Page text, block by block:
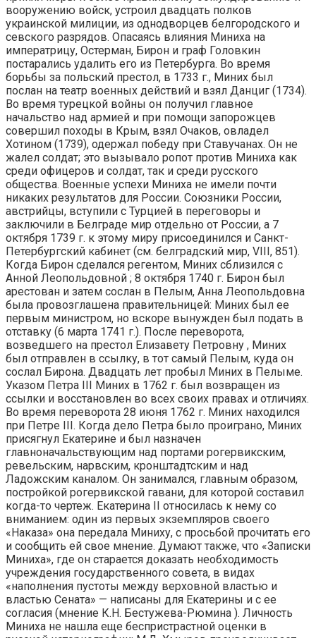
вооружению войск, устроил двадцать полков
украинской милиции, из однодворцев белгородского и
севского разрядов. Опасаясь влияния Миниха на
императрицу, Остерман, Бирон и граф Головкин
постарались удалить его из Петербурга. Во время
борьбы за польский престол, в 1733 г., Миних был
послан на театр военных действий и взял Данциг (1734).
Во время турецкой войны он получил главное
начальство над армией и при помощи запорожцев
совершил походы в Крым, взял Очаков, овладел
Хотином (1739), одержал победу при Ставучанах. Он не
жалел солдат; это вызывало ропот против Миниха как
среди офицеров и солдат, так и среди русского
общества. Военные успехи Миниха не имели почти
никаких результатов для России. Союзники России,
австрийцы, вступили с Турцией в переговоры и
заключили в Белграде мир отдельно от России, а 7
октября 1739 г. к этому миру присоединился и Санкт-
Петербургский кабинет (см. белградский мир, VIII, 851).
Когда Бирон сделался регентом, Миних сблизился с
Анной Леопольдовной ; 8 октября 1740 г. Бирон был
арестован и затем сослан в Пелым, Анна Леопольдовна
была провозглашена правительницей: Миних был ее
первым министром, но вскоре вынужден был подать в
отставку (6 марта 1741 г.). После переворота,
возведшего на престол Елизавету Петровну , Миних
был отправлен в ссылку, в тот самый Пелым, куда он
сослал Бирона. Двадцать лет пробыл Миних в Пелыме.
Указом Петра III Миних в 1762 г. был возвращен из
ссылки и восстановлен во всех своих правах и отличиях.
Во время переворота 28 июня 1762 г. Миних находился
при Петре III. Когда дело Петра было проиграно, Миних
присягнул Екатерине и был назначен
главноначальствующим над портами рогервикским,
ревельским, нарвским, кронштадтским и над
Ладожским каналом. Он занимался, главным образом,
постройкой рогервикской гавани, для которой составил
когда-то чертеж. Екатерина II относилась к нему со
вниманием: один из первых экземпляров своего
«Наказа» она передала Миниху, с просьбой прочитать его
и сообщить ей свое мнение. Думают также, что «Записки
Миниха», где он старается доказать необходимость
учреждения государственного совета, в видах
«наполнения пустоты между верховной властью и
властью Сената» — написаны для Екатерины и с ее
согласия (мнение К.Н. Бестужева-Рюмина ). Личность
Миниха не нашла еще беспристрастной оценки в